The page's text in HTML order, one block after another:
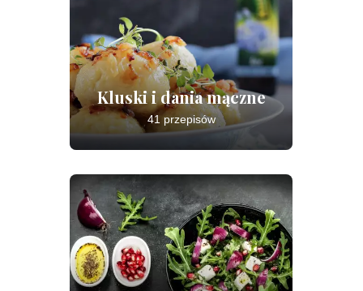
Kluski i dania mączne
41 przepisów